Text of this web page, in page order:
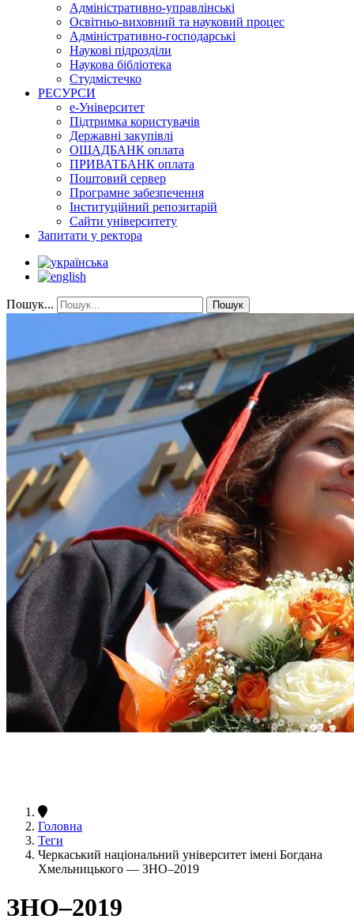
Адміністративно-управлінські
Освітньо-виховний та науковий процес
Адміністративно-господарські
Наукові підрозділи
Наукова бібліотека
Студмістечко
РЕСУРСИ
е-Університет
Підтримка користувачів
Державні закупівлі
ОЩАДБАНК оплата
ПРИВАТБАНК оплата
Поштовий сервер
Програмне забезпечення
Інституційний репозитарій
Сайти університету
Запитати у ректора
Пошук... Пошук
Головна
Теги
Черкаський національний університет імені Богдана
Хмельницького — ЗНО–2019
ЗНО–2019